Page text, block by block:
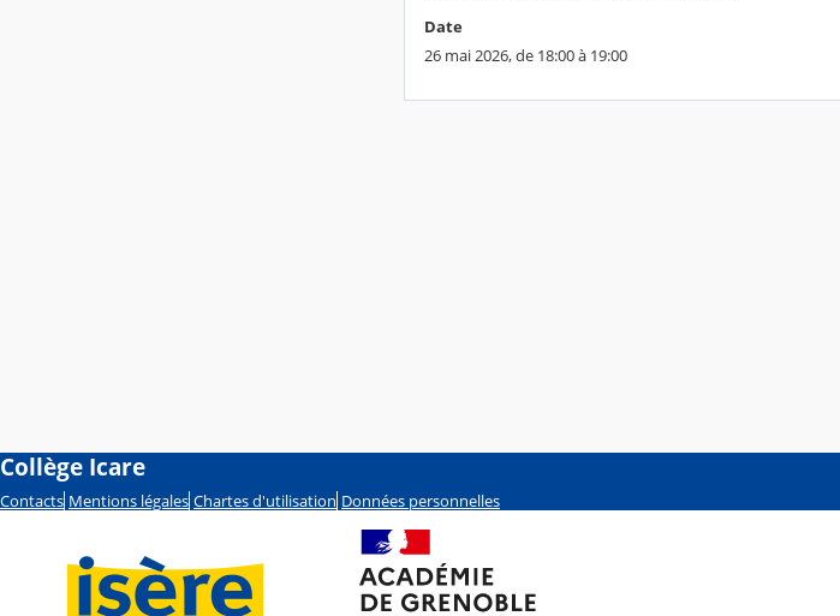
Date
26 mai 2026, de 18:00 à 19:00
Collège Icare
Contacts Mentions légales Chartes d'utilisation Données personnelles